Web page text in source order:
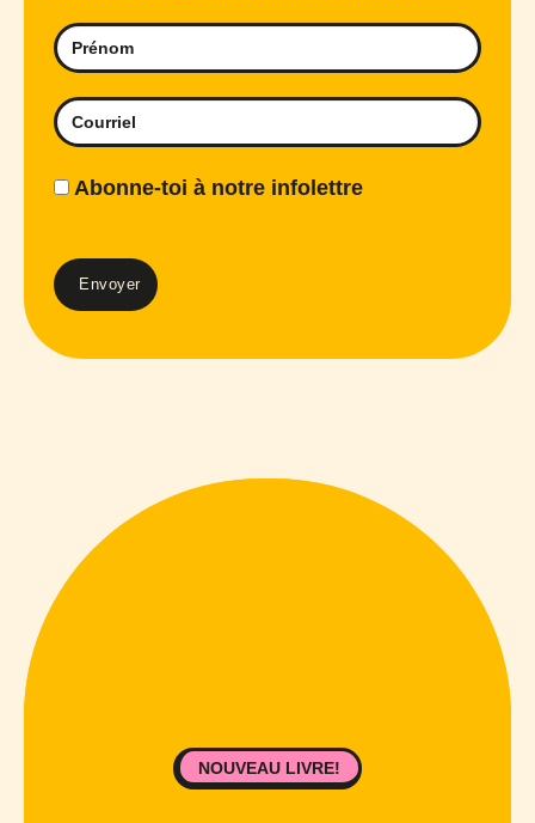
Abonne-toi à notre infolettre
NOUVEAU LIVRE!